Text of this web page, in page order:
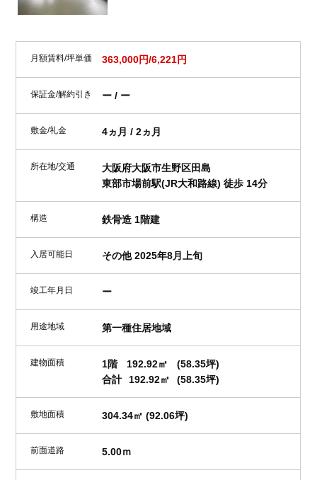
月額賃料/坪単価 363,000円/6,221円
保証金/解約引き ー / ー
敷金/礼金 4ヵ月 / 2ヵ月
所在地/交通
大阪府大阪市生野区田島
東部市場前駅(JR大和路線) 徒歩 14分
構造 鉄骨造 1階建
入居可能日 その他 2025年8月上旬
竣工年月日 ー
用途地域 第一種住居地域
建物面積 1階 192.92㎡
(58.35坪)
合計
192.92㎡ (58.35坪)
敷地面積 304.34㎡ (92.06坪)
前面道路 5.00ｍ